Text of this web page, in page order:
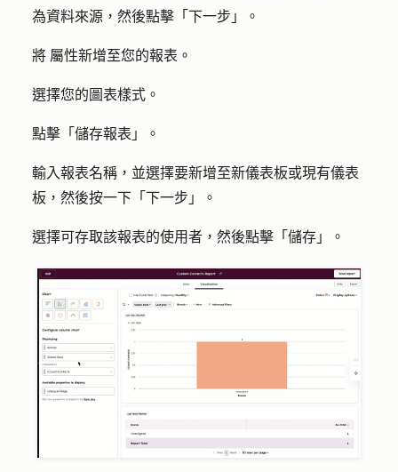
為資料來源，然後點擊「 下一步 」。
將 屬性新增至您的報表。
選擇您的 圖表樣式 。
點擊「 儲存報表 」。
輸入報表名稱 ，並選擇要新增至新儀表板或現有儀表
板，然後按一下「 下一步 」。
選擇可存取該報表的使用者，然後點擊「 儲存 」。